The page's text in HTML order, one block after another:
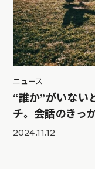
ニュース
“誰か”がいない
チ。会話のきっ
2024.11.12